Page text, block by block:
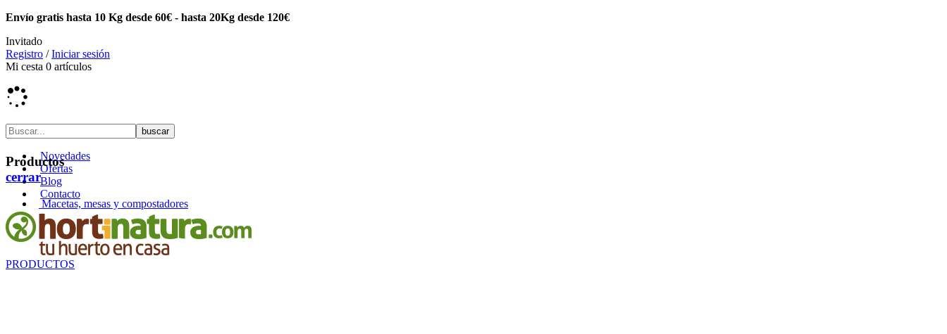
Envío gratis hasta 10 Kg desde 60€ - hasta 20Kg desde 120€
Invitado
Registro /Iniciar sesión
Mi cesta 0 artículos
Novedades
Ofertas
Blog
Contacto
PRODUCTOS
Productos
cerrar
Macetas, mesas y compostadores